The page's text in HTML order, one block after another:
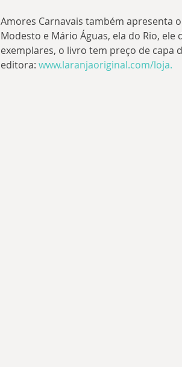
Amores Carnavais também apresenta
Modesto e Mário Águas, ela do Rio, ele
exemplares, o livro tem preço de capa
editora: www.laranjaoriginal.com/loja.